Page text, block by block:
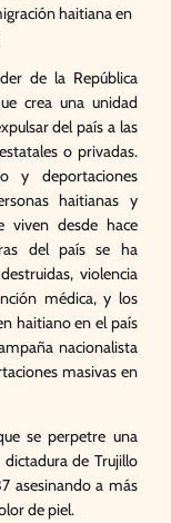
haitiana en
de la República
crea una unidad
del país a las
o privadas.
y deportaciones
haitianas y
viven desde hace
del país se ha
violencia
médica, y los
haitiano en el país
nacionalista
masivas en
se perpetre una
de Trujillo
asesinando a más
de piel.